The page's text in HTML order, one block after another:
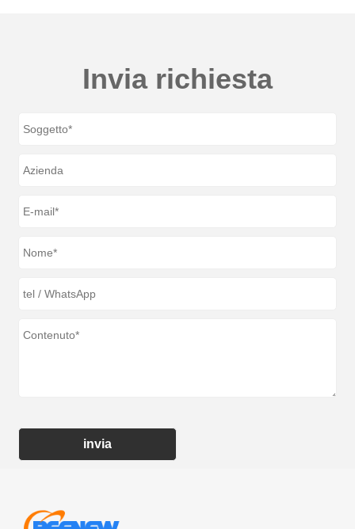
Invia richiesta
invia